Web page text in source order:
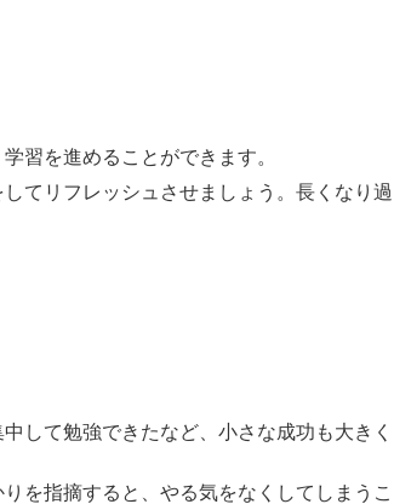
習を進めることができます。
てリフレッシュさせましょう。長くなり過
して勉強できたなど、小さな成功も大きく
を指摘すると、やる気をなくしてしまうこ